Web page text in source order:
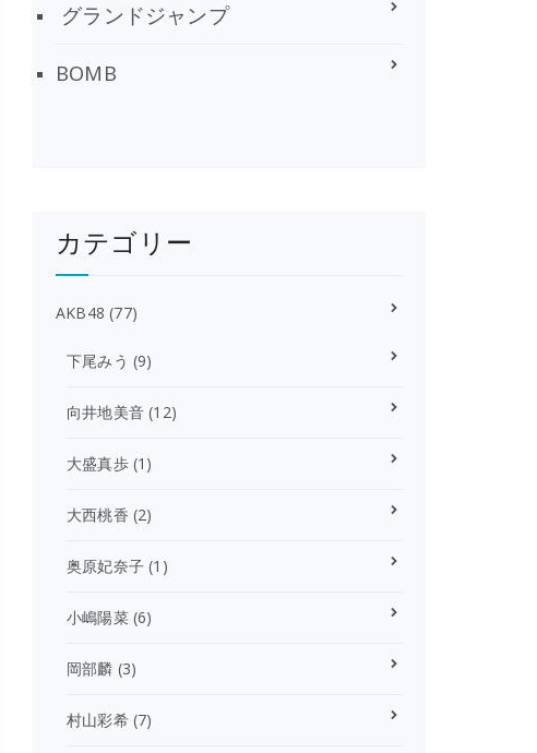
グランドジャンプ
BOMB
カテゴリー
AKB48 (77)
下尾みう (9)
向井地美音 (12)
大盛真歩(1)
大西桃香 (2)
奥原妃奈子 (1)
小嶋陽菜(6)
岡部麟 (3)
村山彩希(7)